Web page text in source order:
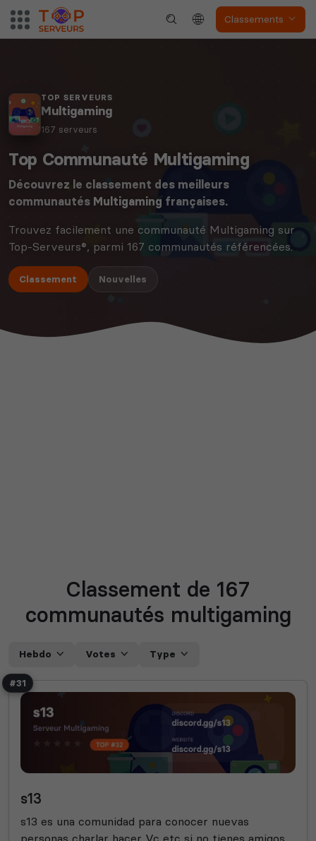
Classements
TOP SERVEURS
Multigaming
167 serveurs
Top Communauté Multigaming
Découvrez le classement des meilleurs
communautés Multigaming françaises.
Trouvez facilement une communauté Multigaming sur
Top-Serveurs®, parmi 167 communautés référencées.
Classement Nouvelles
Classement de 167
communautés multigaming
Hebdo Votes Type
#31
s13
s13 es una comunidad para conocer nuevas